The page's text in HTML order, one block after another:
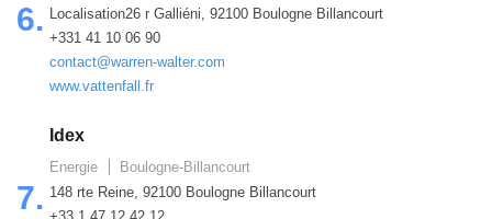
6. Localisation26 r Galliéni, 92100 Boulogne Billancourt
+331 41 10 06 90
contact@warren-walter.com
www.vattenfall.fr
7.
Idex
Energie
Boulogne-Billancourt
148 rte Reine, 92100 Boulogne Billancourt